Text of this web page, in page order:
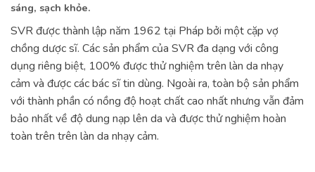
sáng, sạch khỏe.
SVR được thành lập năm 1962 tại Pháp bởi một cặp vợ
chồng dược sĩ. Các sản phẩm của SVR đa dạng với công
dụng riêng biệt, 100% được thử nghiệm trên làn da nhạy
cảm và được các bác sĩ tin dùng. Ngoài ra, toàn bộ sản phẩm
với thành phần có nồng độ hoạt chất cao nhất nhưng vẫn đảm
bảo nhất về độ dung nạp lên da và được thử nghiệm hoàn
toàn trên trên làn da nhạy cảm.